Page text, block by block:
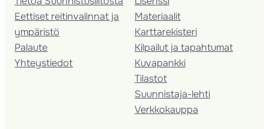
Eettiset reitinvalinnat ja
ympäristö
Palaute
Yhteystiedot
Materiaalit
Karttarekisteri
Kilpailut ja tapahtumat
Kuvapankki
Tilastot
Suunnistaja-lehti
Verkkokauppa